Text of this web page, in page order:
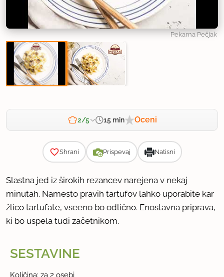
Pekarna Pečjak
2/5 15 min Oceni
Shrani Prispevaj Natisni
Slastna jed iz širokih rezancev narejena v nekaj
minutah. Namesto pravih tartufov lahko uporabite kar
žlico tartufate, vseeno bo odlično. Enostavna priprava,
ki bo uspela tudi začetnikom.
SESTAVINE
Količina: za 2 osebi